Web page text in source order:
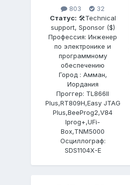
803
32
Статус: 🛠Technical
support, Sponsor ($)
Профессия: Инженер
по электронике и
программному
обеспечению
Город : Амман,
Иордания
Проггер: TL866II
Plus,RT809H,Easy JTAG
Plus,BeeProg2,V84
Iprog+,UFi-
Box,TNM5000
Осциллограф:
SDS1104X-E